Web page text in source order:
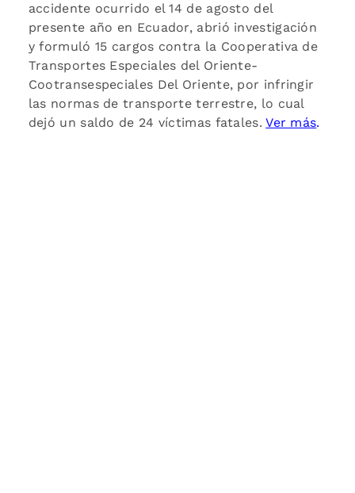
accidente ocurrido el 14 de agosto del
presente año en Ecuador, abrió investigación
y formuló 15 cargos contra la Cooperativa de
Transportes Especiales del Oriente-
Cootransespeciales Del Oriente, por infringir
las normas de transporte terrestre, lo cual
dejó un saldo de 24 víctimas fatales.Ver más.